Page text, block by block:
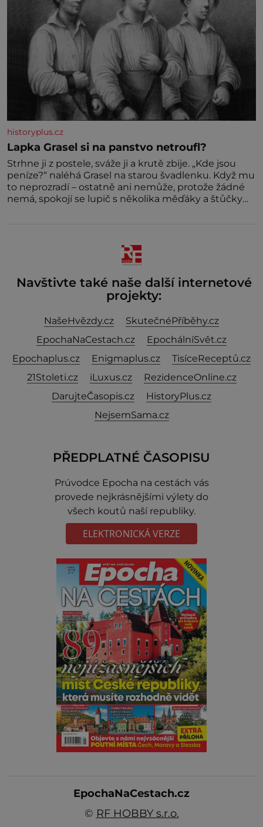
historyplus.cz
Lapka Grasel si na panstvo netroufl?
Strhne ji z postele, sváže ji a krutě zbije. „Kde jsou
peníze?“ naléhá Grasel na starou švadlenku. Když mu
to neprozradí – ostatně ani nemůže, protože žádné
nemá, spokojí se lupič s několika měďáky a štůčky
Navštivte také naše další internetové
projekty:
NašeHvězdy.cz
SkutečnéPříběhy.cz
EpochaNaCestach.cz
EpochálníSvět.cz
Epochaplus.cz
Enigmaplus.cz
TisíceReceptů.cz
21Stoleti.cz
iLuxus.cz
RezidenceOnline.cz
DarujteČasopis.cz
HistoryPlus.cz
NejsemSama.cz
PŘEDPLATNÉ ČASOPISU
Prúvodce Epocha na cestách vás
provede nejkrásnějšími výlety do
všech koutů naší republiky.
ELEKTRONICKÁ VERZE
EpochaNaCestach.cz
© RF HOBBY s.r.o.